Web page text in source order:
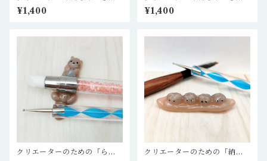
この筆置き」ブルー 青 ＊
レジン作家、粘土作家、ハン
¥1,400
この筆置き」オレンジ ＊ レ
ジン作家、粘土作家、ハンド
¥1,400
クリエーターのための「らっ
クリエーターのための「納豆